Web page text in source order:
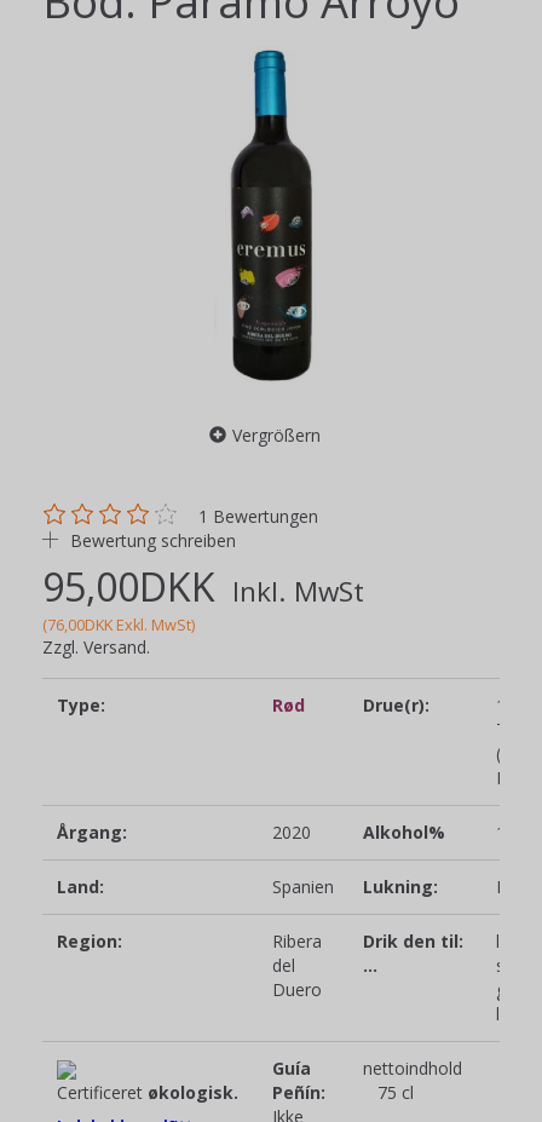
Vergrößern
1 Bewertungen
Bewertung schreiben
95,00DKK Inkl. MwSt
(76,00DKK Exkl. MwSt)
Zzgl. Versand.
Type: Rød Drue(r):
100%
Païs)
Årgang: 2020 Alkohol%
Land: Spanien Lukning:
Region:
Ribera
del
Duero
Drik den til:
…
lyst
som
gris,
lam
Certificeret økologisk.
Guía
Peñín:
Ikke
nettoindhold
75 cl